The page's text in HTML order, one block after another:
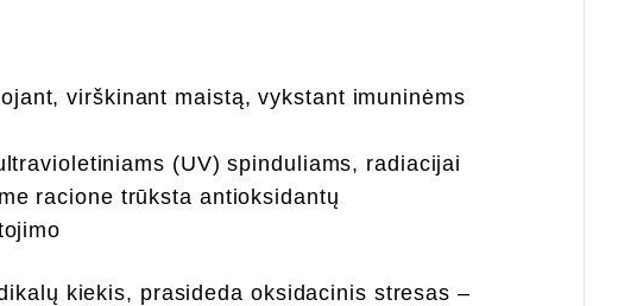
virškinant maistą, vykstant imuninėms
(UV) spinduliams, radiacijai
racione trūksta antioksidantų
kiekis, prasideda oksidacinis stresas –